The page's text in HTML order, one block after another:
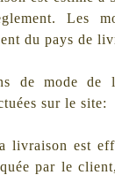
Les
du pays de
de mode de
sur le site:
livraison est
par le